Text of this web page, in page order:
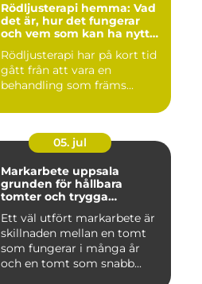
Rödljusterapi hemma: Vad
det är, hur det fungerar
och vem som kan ha nytta
Rödljusterapi har på kort tid
gått från att vara en
behandling som främs...
05. jul
Markarbete uppsala
grunden för hållbara
tomter och trygga
Ett väl utfört markarbete är
skillnaden mellan en tomt
som fungerar i många år
och en tomt som snabb...